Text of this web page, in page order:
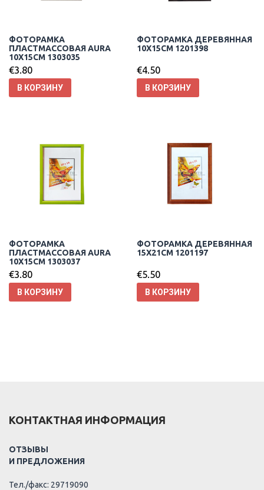
ФОТОРАМКА
ПЛАСТМАССОВАЯ AURA
10X15CM 1303035
€3.80
В КОРЗИНУ
ФОТОРАМКА ДЕРЕВЯННАЯ
10X15CM 1201398
€4.50
В КОРЗИНУ
ФОТОРАМКА
ПЛАСТМАССОВАЯ AURA
10X15CM 1303037
€3.80
В КОРЗИНУ
ФОТОРАМКА ДЕРЕВЯННАЯ
15X21CM 1201197
€5.50
В КОРЗИНУ
КОНТАКТНАЯ ИНФОРМАЦИЯ
ОТЗЫВЫ
И ПРЕДЛОЖЕНИЯ
Тел./факс: 29719090